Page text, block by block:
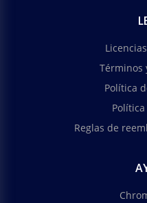
Términos
Política
Reglas de